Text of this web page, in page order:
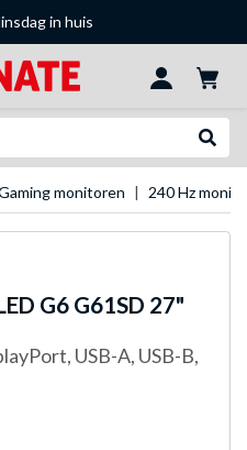
in huis
monitoren 240 Hz
G6 G61SD 27"
USB-A, USB-B,